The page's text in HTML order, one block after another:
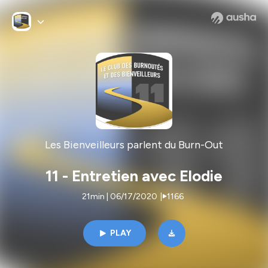
Les Bienveilleurs parlent du Burn-Out
11 - Entretien avec Elodie
21min | 06/17/2020 1166
PLAY